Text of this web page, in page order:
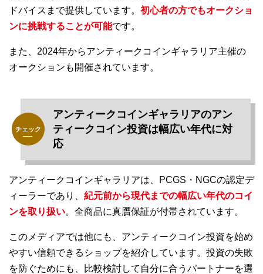
ドバイスまで提供しています。 初心者の方でもオークショ
ンに挑戦することが可能です。
また、2024年からアンティークコインギャラリア主催の
オークションも開催されています。
アンティークコインギャラリアのアン
ティークコイン投資は幅広い年代に対
応
アンティークコインギャラリアは、PCGS・NGCの認定デ
ィーラーであり、 紀元前から現代までの幅広い年代のコイ
ンを取り扱い。全商品に真贋保証が付帯されています。
このメディアでは他にも、アンティークコイン投資を始め
やすい信頼できるショップを紹介しています。投資の失敗
を防ぐためにも、比較検討して自分に合うパートナーを選